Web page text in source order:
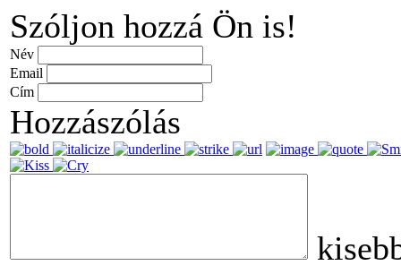
Szóljon hozzá Ön is!
Név
Email
Cím
Hozzászólás